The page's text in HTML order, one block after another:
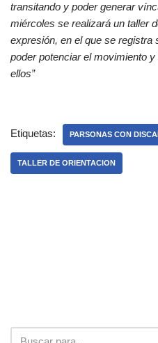
transitando y poder generar
miércoles se realizará un taller
expresión, en el que se registra
poder potenciar el movimiento
ellos”
Etiquetas: PARSONAS CON
TALLER DE ORIENTACION